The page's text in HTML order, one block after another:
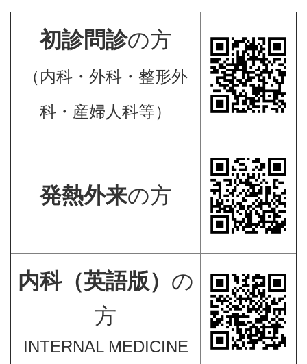
初診問診の方
（内科・外科・整形外
科・産婦人科等）
発熱外来の方
内科（英語版） の
方
INTERNAL MEDICINE